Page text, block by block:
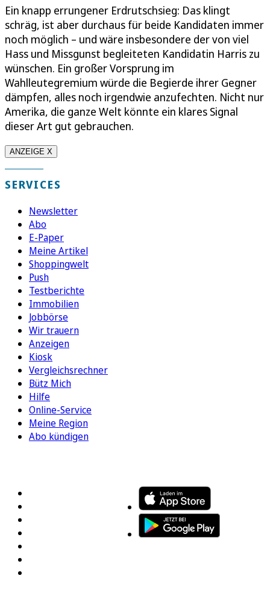
Ein knapp errungener Erdrutschsieg: Das klingt
schräg, ist aber durchaus für beide Kandidaten immer
noch möglich – und wäre insbesondere der von viel
Hass und Missgunst begleiteten Kandidatin Harris zu
wünschen. Ein großer Vorsprung im
Wahlleutegremium würde die Begierde ihrer Gegner
dämpfen, alles noch irgendwie anzufechten. Nicht nur
Amerika, die ganze Welt könnte ein klares Signal
dieser Art gut gebrauchen.
ANZEIGE X
SERVICES
Newsletter
Abo
E-Paper
Meine Artikel
Shoppingwelt
Push
Testberichte
Immobilien
Jobbörse
Wir trauern
Anzeigen
Kiosk
Vergleichsrechner
Bütz Mich
Hilfe
Online-Service
Meine Region
Abo kündigen